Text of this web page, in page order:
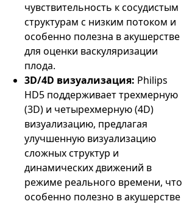
чувствительность к сосудистым
структурам с низким потоком и
особенно полезна в акушерстве
для оценки васкуляризации
плода.
3D/4D визуализация: Philips
HD5 поддерживает трехмерную
(3D) и четырехмерную (4D)
визуализацию, предлагая
улучшенную визуализацию
сложных структур и
динамических движений в
режиме реального времени, что
особенно полезно в акушерстве